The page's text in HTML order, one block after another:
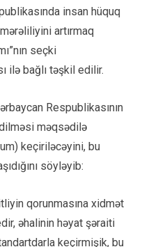
insan hüquq
artırmaq
seçki
ilə bağlı təşkil edilir.
Respublikasının
məqsədilə
keçiriləcəyini, bu
söyləyib:
qorunmasına xidmət
əhalinin həyat şəraiti
keçirmişik, bu